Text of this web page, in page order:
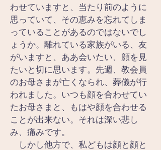
わせていますと、当たり前のように
思っていて、その恵みを忘れてしま
っていることがあるのではないでし
ょうか。離れている家族がいる、友
がいますと、ああ会いたい、顔を見
たいと切に思います。先週、教会員
のお母さまが亡くなられ、葬儀が行
われました。いつも顔を合わせてい
たお母さまと、もはや顔を合わせる
ことが出来ない。それは深い悲し
み、痛みです。
しかし他方で、私どもは顔と顔と